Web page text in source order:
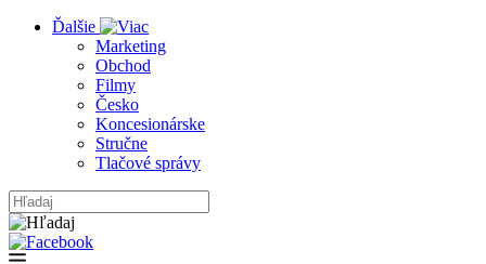
Ďalšie
Marketing
Obchod
Filmy
Česko
Koncesionárske
Stručne
Tlačové správy